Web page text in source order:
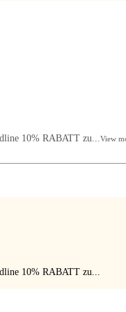
10% RABATT zu...View
10% RABATT zu...